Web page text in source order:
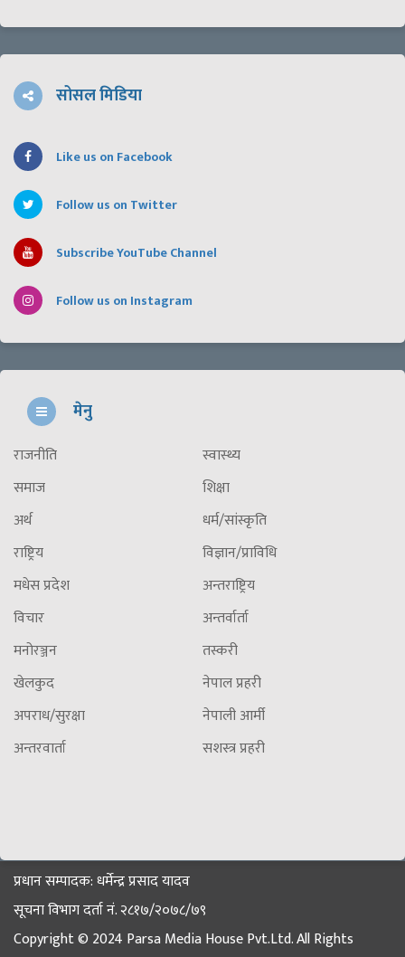
सोसल मिडिया
Like us on Facebook
Follow us on Twitter
Subscribe YouTube Channel
Follow us on Instagram
मेनु
राजनीति
समाज
अर्थ
राष्ट्रिय
मधेस प्रदेश
विचार
मनोरञ्जन
खेलकुद
अपराध/सुरक्षा
अन्तरवार्ता
स्वास्थ्य
शिक्षा
धर्म/सांस्कृति
विज्ञान/प्राविधि
अन्तराष्ट्रिय
अन्तर्वार्ता
तस्करी
नेपाल प्रहरी
नेपाली आर्मी
सशस्त्र प्रहरी
प्रधान सम्पादक: धर्मेन्द्र प्रसाद यादव
सूचना विभाग दर्ता नं. २८१७/२०७८/७९
Copyright © 2024 Parsa Media House Pvt.Ltd. All Rights